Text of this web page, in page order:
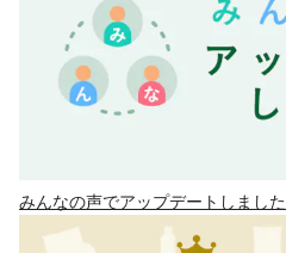
みんなの声でアップデートしました